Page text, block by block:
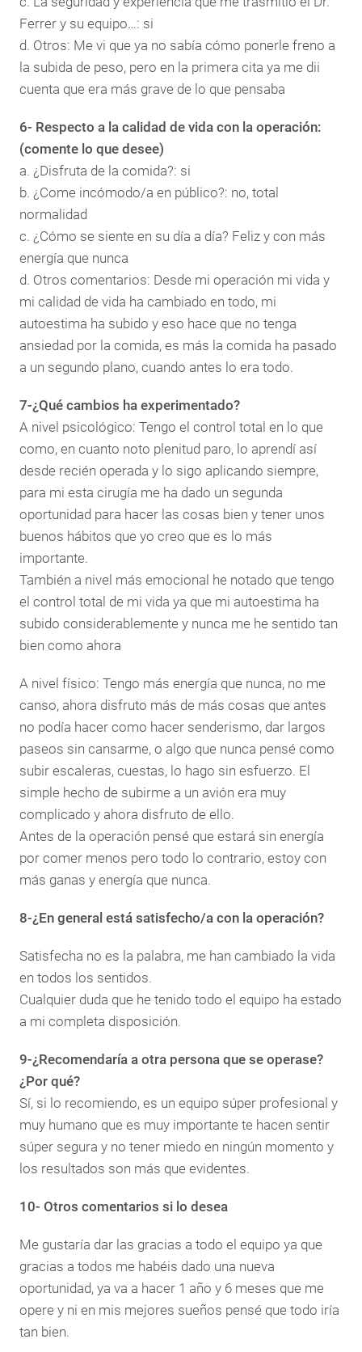
Ferrer y su equipo…: si
d. Otros: Me vi que ya no sabía cómo ponerle freno a
la subida de peso, pero en la primera cita ya me dii
cuenta que era más grave de lo que pensaba
6- Respecto a la calidad de vida con la operación:
(comente lo que desee)
a. ¿Disfruta de la comida?: si
b. ¿Come incómodo/a en público?: no, total
normalidad
c. ¿Cómo se siente en su día a día? Feliz y con más
energía que nunca
d. Otros comentarios: Desde mi operación mi vida y
mi calidad de vida ha cambiado en todo, mi
autoestima ha subido y eso hace que no tenga
ansiedad por la comida, es más la comida ha pasado
a un segundo plano, cuando antes lo era todo.
7-¿Qué cambios ha experimentado?
A nivel psicológico: Tengo el control total en lo que
como, en cuanto noto plenitud paro, lo aprendí así
desde recién operada y lo sigo aplicando siempre,
para mi esta cirugía me ha dado un segunda
oportunidad para hacer las cosas bien y tener unos
buenos hábitos que yo creo que es lo más
importante.
También a nivel más emocional he notado que tengo
el control total de mi vida ya que mi autoestima ha
subido considerablemente y nunca me he sentido tan
bien como ahora
A nivel físico: Tengo más energía que nunca, no me
canso, ahora disfruto más de más cosas que antes
no podía hacer como hacer senderismo, dar largos
paseos sin cansarme, o algo que nunca pensé como
subir escaleras, cuestas, lo hago sin esfuerzo. El
simple hecho de subirme a un avión era muy
complicado y ahora disfruto de ello.
Antes de la operación pensé que estará sin energía
por comer menos pero todo lo contrario, estoy con
más ganas y energía que nunca.
8-¿En general está satisfecho/a con la operación?
Satisfecha no es la palabra, me han cambiado la vida
en todos los sentidos.
Cualquier duda que he tenido todo el equipo ha estado
a mi completa disposición.
9-¿Recomendaría a otra persona que se operase?
¿Por qué?
Sí, si lo recomiendo, es un equipo súper profesional y
muy humano que es muy importante te hacen sentir
súper segura y no tener miedo en ningún momento y
los resultados son más que evidentes.
10- Otros comentarios si lo desea
Me gustaría dar las gracias a todo el equipo ya que
gracias a todos me habéis dado una nueva
oportunidad, ya va a hacer 1 año y 6 meses que me
opere y ni en mis mejores sueños pensé que todo iría
tan bien.